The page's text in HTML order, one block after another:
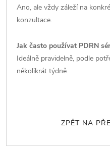
Ano, ale vždy záleží na
konzultace.
Jak často používat PDRN
Ideálně pravidelně, podle
několikrát týdně.
ZPĚT NA